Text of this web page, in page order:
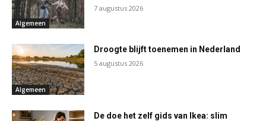
Algemeen
7 augustus 2026
Algemeen
Droogte blijft toenemen in Nederland
5 augustus 2026
De doe het zelf gids van Ikea: slim